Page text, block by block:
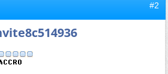
#2